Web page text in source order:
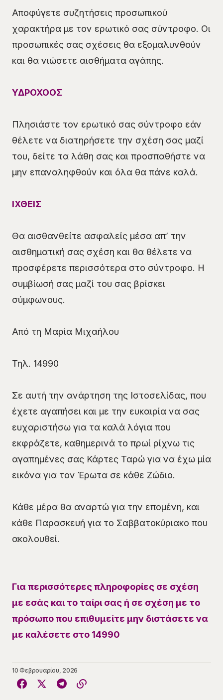
Αποφύγετε συζητήσεις προσωπικού
χαρακτήρα με τον ερωτικό σας σύντροφο. Οι
προσωπικές σας σχέσεις θα εξομαλυνθούν
και θα νιώσετε αισθήματα αγάπης.
ΥΔΡΟΧΟΟΣ
Πλησιάστε τον ερωτικό σας σύντροφο εάν
θέλετε να διατηρήσετε την σχέση σας μαζί
του, δείτε τα λάθη σας και προσπαθήστε να
μην επαναληφθούν και όλα θα πάνε καλά.
ΙΧΘΕΙΣ
Θα αισθανθείτε ασφαλείς μέσα απ’ την
αισθηματική σας σχέση και θα θέλετε να
προσφέρετε περισσότερα στο σύντροφο. Η
συμβίωσή σας μαζί του σας βρίσκει
σύμφωνους.
Από τη Μαρία Μιχαήλου
Τηλ. 14990
Σε αυτή την ανάρτηση της Ιστοσελίδας, που
έχετε αγαπήσει και με την ευκαιρία να σας
ευχαριστήσω για τα καλά λόγια που
εκφράζετε, καθημερινά το πρωί ρίχνω τις
αγαπημένες σας Κάρτες Ταρώ για να έχω μία
εικόνα για τον Έρωτα σε κάθε Ζώδιο.
Κάθε μέρα θα αναρτώ για την επομένη, και
κάθε Παρασκευή για το Σαββατοκύριακο που
ακολουθεί.
Για περισσότερες πληροφορίες σε σχέση
με εσάς και το ταίρι σας ή σε σχέση με το
πρόσωπο που επιθυμείτε μην διστάσετε να
με καλέσετε στο 14990
10 Φεβρουαρίου, 2026